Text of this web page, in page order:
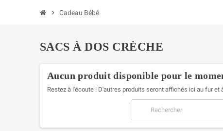
chevron_right Cadeau Bébé
SACS À DOS CRÈCHE
Aucun produit disponible pour le
Restez à l'écoute ! D'autres produits seront affichés ici au fur et